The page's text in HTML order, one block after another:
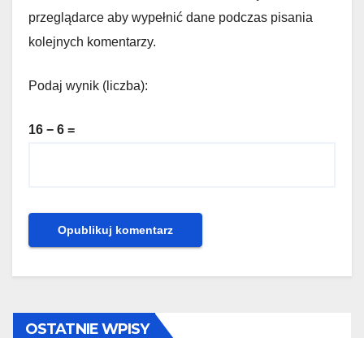
przeglądarce aby wypełnić dane podczas pisania
kolejnych komentarzy.
Podaj wynik (liczba):
16 − 6 =
OSTATNIE WPISY